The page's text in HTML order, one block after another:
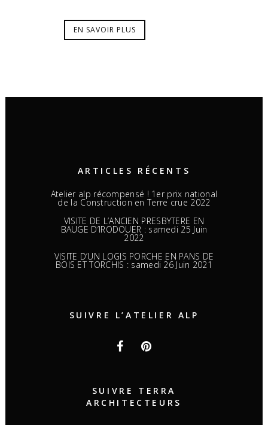
EN SAVOIR PLUS
ARTICLES RÉCENTS
Atelier alp récompensé ! 1er prix national
de la Construction en Terre crue 2022
VISITE DE L’ANCIEN PRESBYTERE EN
BAUGE D’IRODOUER : samedi 25 Juin
2022
VISITE D’UN LOGIS PORCHE EN PANS DE
BOIS ET TORCHIS : samedi 26 Juin 2021
SUIVRE L’ATELIER ALP
SUIVRE TERRA
ARCHITECTEURS